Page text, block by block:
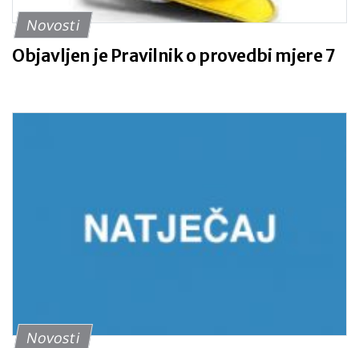
Novosti
Objavljen je Pravilnik o provedbi mjere 7
Novosti